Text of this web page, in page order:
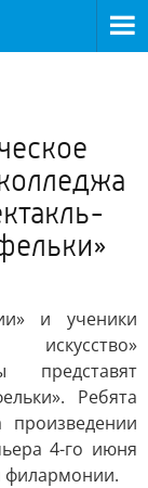
и ученики
искусство»
представят
Ребята
4-го июня
филармонии.